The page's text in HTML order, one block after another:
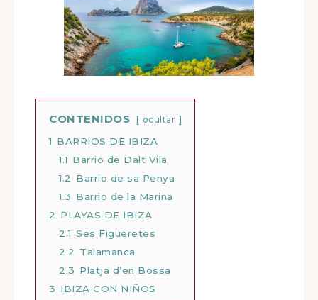
CONTENIDOS ocultar
1 BARRIOS DE IBIZA
1.1 Barrio de Dalt Vila
1.2
Barrio de sa Penya
1.3 Barrio de la Marina
2
PLAYAS DE IBIZA
2.1 Ses Figueretes
2.2
Talamanca
2.3 Platja d’en Bossa
3 IBIZA CON NIÑOS